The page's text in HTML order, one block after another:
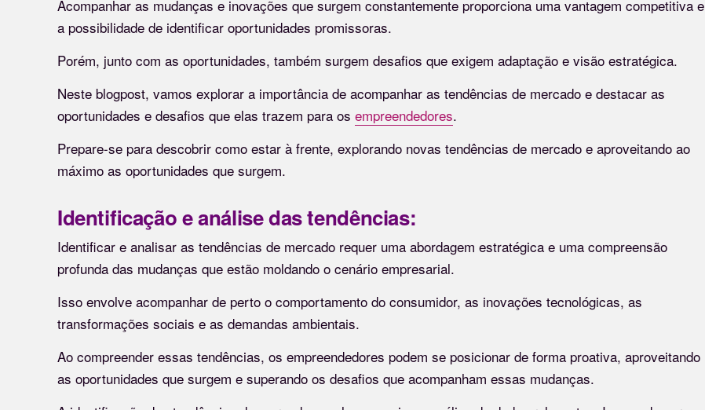
Acompanhar as mudanças e inovações que surgem constantemente proporciona uma vantagem competitiva e
a possibilidade de identificar oportunidades promissoras.
Porém, junto com as oportunidades, também surgem desafios que exigem adaptação e visão estratégica.
Neste blogpost, vamos explorar a importância de acompanhar as tendências de mercado e destacar as
oportunidades e desafios que elas trazem para os empreendedores.
Prepare-se para descobrir como estar à frente, explorando novas tendências de mercado e aproveitando ao
máximo as oportunidades que surgem.
Identificação e análise das tendências:
Identificar e analisar as tendências de mercado requer uma abordagem estratégica e uma compreensão
profunda das mudanças que estão moldando o cenário empresarial.
Isso envolve acompanhar de perto o comportamento do consumidor, as inovações tecnológicas, as
transformações sociais e as demandas ambientais.
Ao compreender essas tendências, os empreendedores podem se posicionar de forma proativa, aproveitando
as oportunidades que surgem e superando os desafios que acompanham essas mudanças.